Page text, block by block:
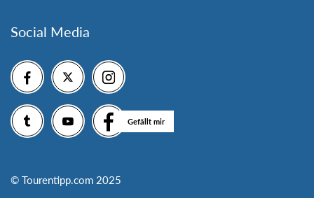
Social Media
Gefällt mir
© Tourentipp.com 2025